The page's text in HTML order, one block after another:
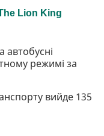
автобусні
режимі за
вийде 135